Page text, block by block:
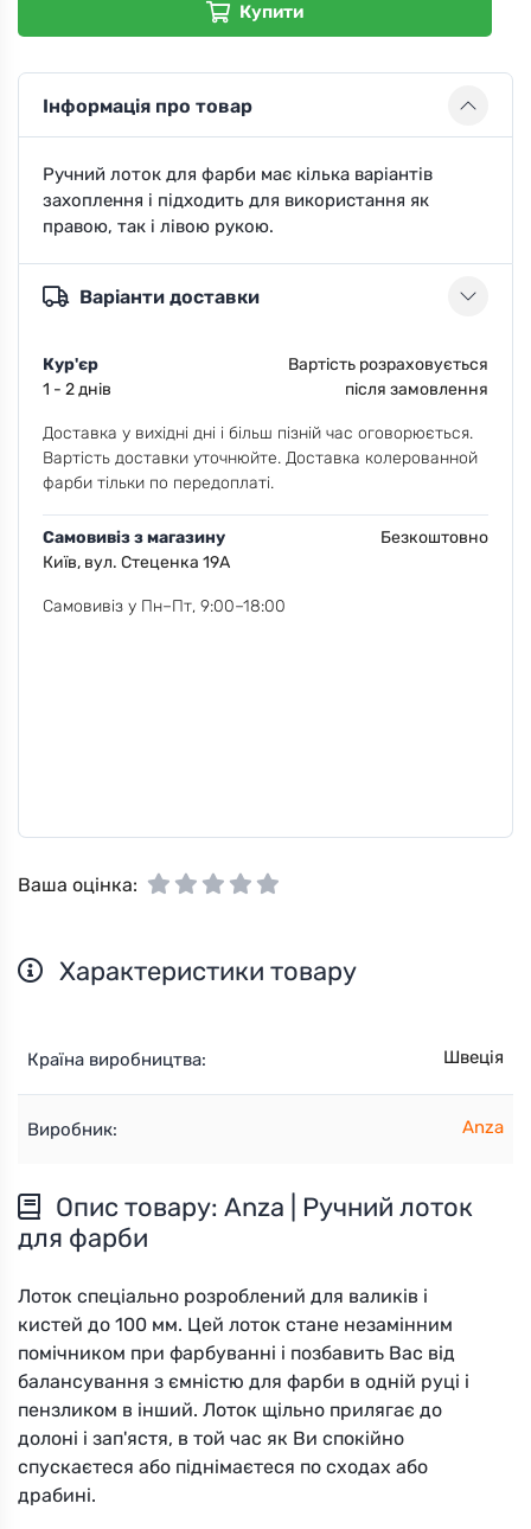
Купити
Інформація про товар
Ручний лоток для фарби має кілька варіантів
захоплення і підходить для використання як
правою, так і лівою рукою.
Варіанти доставки
Кур'єр
1 - 2 днів
Вартість розраховується
після замовлення
Доставка у вихідні дні і більш пізній час оговорюється.
Вартість доставки уточнюйте. Доставка колерованной
фарби тільки по передоплаті.
Самовивіз з магазину
Київ, вул. Стеценка 19А
Безкоштовно
Самовивіз у Пн–Пт, 9:00–18:00
Ваша оцінка:
Характеристики товару
Країна виробництва: Швеція
Виробник: Anza
Опис товару: Anza | Ручний лоток
для фарби
Лоток спеціально розроблений для валиків і
кистей до 100 мм. Цей лоток стане незамінним
помічником при фарбуванні і позбавить Вас від
балансування з ємністю для фарби в одній руці і
пензликом в інший. Лоток щільно прилягає до
долоні і зап'ястя, в той час як Ви спокійно
спускаєтеся або піднімаєтеся по сходах або
драбині.